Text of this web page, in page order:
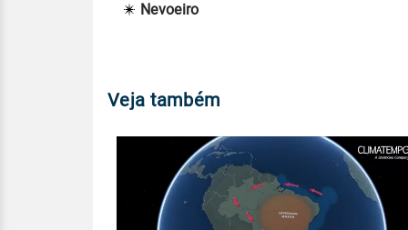
Nevoeiro
Veja também